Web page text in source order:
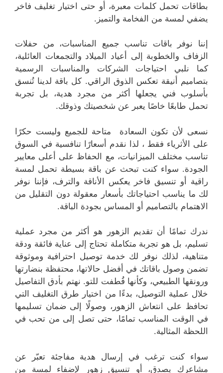
بطاقات تحمل كلمات معبرة، أو حتى اختيار تغليف فاخر
يضفي لمسة من الفخامة والتميز.
إننا نوفر باقات تناسب جميع المناسبات، من حفلات
الزفاف والخطوبة إلى أعياد الميلاد والتجمعات العائلية،
كما نلبي احتياجات الشركات والمناسبات الرسمية
بتصاميم أنيقة تعكس الذوق الراقي. كل باقة لدينا تُنسق
بأسلوب فني يجعلها أكثر من مجرد هدية، بل تجربة
تحمل طابعًا خاصًا يعبر عن شخصيتك وذوقك.
نسعى لأن تكون السعادة متاحة للجميع وليست حكرًا
على الأثرياء فقط ، لذا نقدم أسعارًا تنافسية في السوق
تناسب مختلف الميزانيات، مع الحفاظ على أعلى معايير
الجودة. سواء كنت تبحث عن باقة بسيطة تحمل لمسة
راقية أو تنسيق فاخر يعكس الأناقة والترف، فإننا نوفر
لك ما يناسب احتياجاتك بأسعار معقولة دون التقليل من
الاهتمام بالتصاميم أو المساس بجودة الباقة.
ندرك تمامًا أن تقديم الزهور هو أكثر من مجرد عملية
تسليم، بل هو تجربة متكاملة تحتاج إلى عناية فائقة ودقة
متناهية، لذلك نوفر لك خدمة توصيل احترافية وموثوقة
تضمن وصول باقاتك في أفضل حالاتها، محتفظة بنضارتها
ورونقها الطبيعي، وكأنها قُطفت للتو. نهتم بأدق التفاصيل
خلال عملية التوصيل، بدءًا من اختيار طرق التغليف التي
تحافظ على انتعاش الزهور، وصولًا إلى ضمان تسليمها
في الوقت المناسب تمامًا، حتى تصل إلى من تحب في
اللحظة المثالية.
سواء كنت ترغب في إرسال هدية مفاجئة تعبّر عن
مشاعرك بصدق، أو تنسيق زهور لإضفاء لمسة من